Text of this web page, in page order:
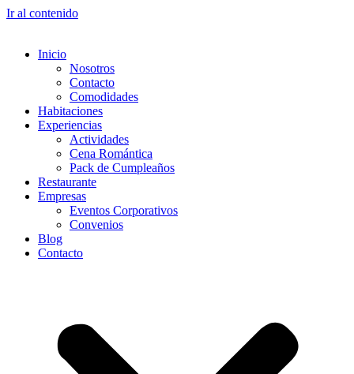
Ir al contenido
Inicio
Nosotros
Contacto
Comodidades
Habitaciones
Experiencias
Actividades
Cena Romántica
Pack de Cumpleaños
Restaurante
Empresas
Eventos Corporativos
Convenios
Blog
Contacto